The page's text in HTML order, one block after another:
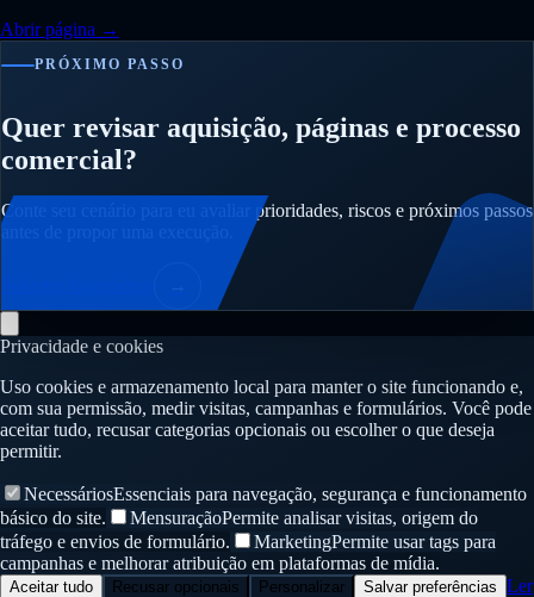
Abrir página →
PRÓXIMO PASSO
Quer revisar aquisição, páginas e processo
comercial?
Conte seu cenário para eu avaliar prioridades, riscos e próximos passos
Privacidade e cookies
Uso cookies e armazenamento local para manter o site funcionando e,
com sua permissão, medir visitas, campanhas e formulários. Você pode
aceitar tudo, recusar categorias opcionais ou escolher o que deseja
permitir.
NecessáriosEssenciais para navegação, segurança e funcionamento
básico do site.
MensuraçãoPermite analisar visitas, origem do
tráfego e envios de formulário.
MarketingPermite usar tags para
campanhas e melhorar atribuição em plataformas de mídia.
Aceitar tudo Recusar opcionais Personalizar Salvar preferências Ler